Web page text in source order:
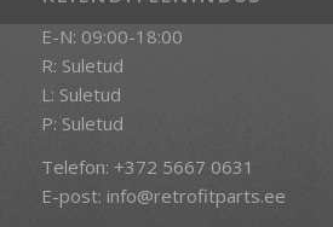
E-N: 09:00-18:00
R: Suletud
L: Suletud
P: Suletud
Telefon: +372 5667 0631
E-post: info@retrofitparts.ee